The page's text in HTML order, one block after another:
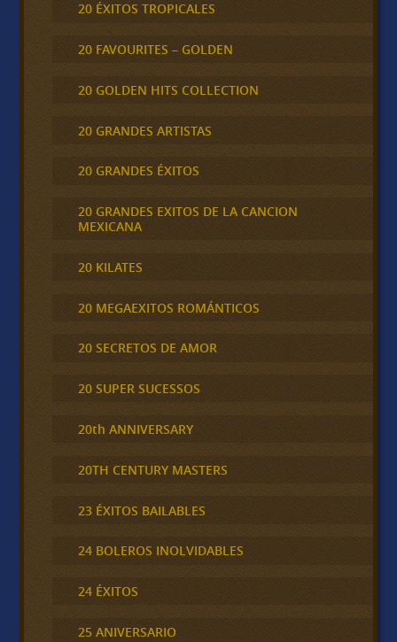
20 ÉXITOS TROPICALES
20 FAVOURITES – GOLDEN
20 GOLDEN HITS COLLECTION
20 GRANDES ARTISTAS
20 GRANDES ÉXITOS
20 GRANDES EXITOS DE LA CANCION
MEXICANA
20 KILATES
20 MEGAEXITOS ROMÁNTICOS
20 SECRETOS DE AMOR
20 SUPER SUCESSOS
20th ANNIVERSARY
20TH CENTURY MASTERS
23 ÉXITOS BAILABLES
24 BOLEROS INOLVIDABLES
24 ÉXITOS
25 ANIVERSARIO